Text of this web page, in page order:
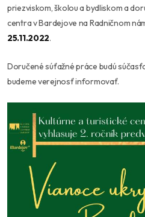
priezviskom, školou a bydliskom a
centra v Bardejove na Radničnom
25.11.2022.
Doručené súťažné práce budú
budeme verejnosť informovať.